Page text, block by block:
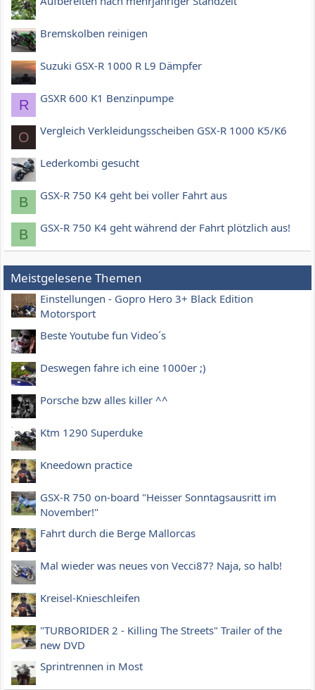
Bremskolben reinigen
Suzuki GSX-R 1000 R L9 Dämpfer
R GSXR 600 K1 Benzinpumpe
O Vergleich Verkleidungsscheiben GSX-R 1000 K5/K6
Lederkombi gesucht
B GSX-R 750 K4 geht bei voller Fahrt aus
B GSX-R 750 K4 geht während der Fahrt plötzlich aus!
Meistgelesene Themen
Einstellungen - Gopro Hero 3+ Black Edition
Motorsport
Beste Youtube fun Video´s
Deswegen fahre ich eine 1000er ;)
Porsche bzw alles killer ^^
Ktm 1290 Superduke
Kneedown practice
GSX-R 750 on-board "Heisser Sonntagsausritt im
November!"
Fahrt durch die Berge Mallorcas
Mal wieder was neues von Vecci87? Naja, so halb!
Kreisel-Knieschleifen
"TURBORIDER 2 - Killing The Streets" Trailer of the
new DVD
Sprintrennen in Most